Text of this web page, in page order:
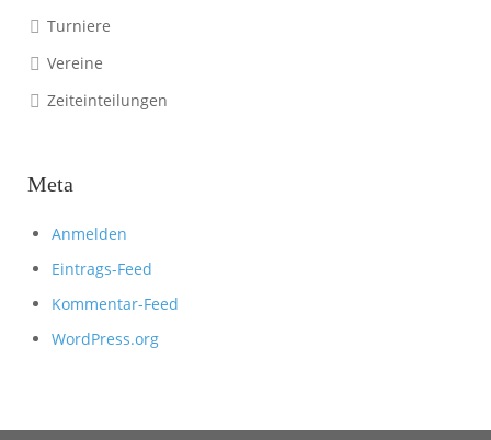
Turniere
Vereine
Zeiteinteilungen
Meta
Anmelden
Eintrags-Feed
Kommentar-Feed
WordPress.org